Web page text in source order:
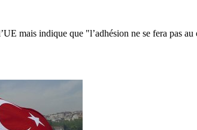
mais indique que "l’adhésion ne se fera pas